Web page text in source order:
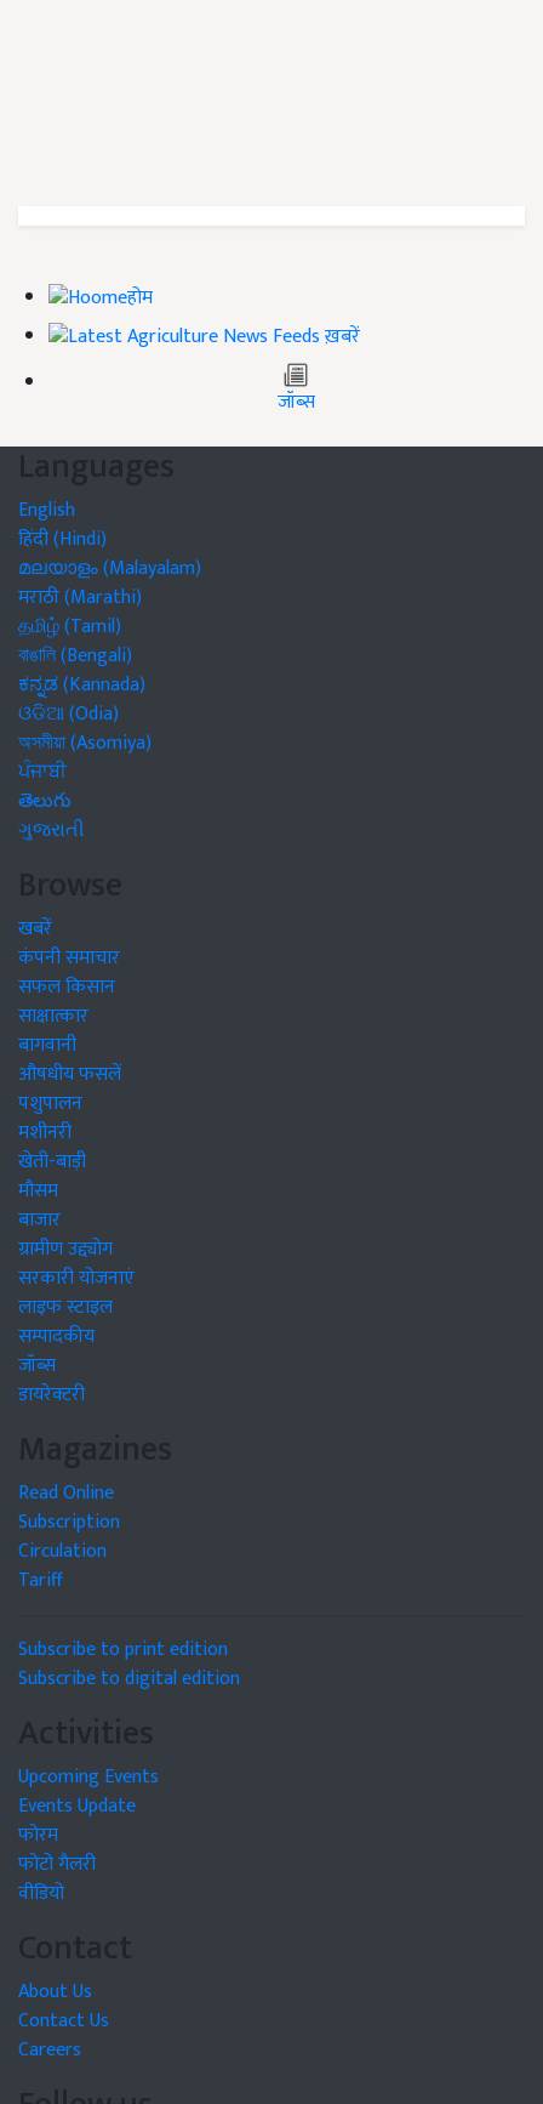
होम
ख़बरें
जॉब्स
Languages
English
हिंदी (Hindi)
മലയാളം (Malayalam)
मराठी (Marathi)
தமிழ் (Tamil)
বাঙালি (Bengali)
ಕನ್ನಡ (Kannada)
ଓଡିଆ (Odia)
অসমীয়া (Asomiya)
ਪੰਜਾਬੀ
తెలుగు
ગુજરાતી
Browse
खबरें
कंपनी समाचार
सफल किसान
साक्षात्कार
बागवानी
औषधीय फसलें
पशुपालन
मशीनरी
खेती-बाड़ी
मौसम
बाजार
ग्रामीण उद्द्योग
सरकारी योजनाएं
लाइफ स्टाइल
सम्पादकीय
जॉब्स
डायरेक्टरी
Magazines
Read Online
Subscription
Circulation
Tariff
Subscribe to print edition
Subscribe to digital edition
Activities
Upcoming Events
Events Update
फोरम
फोटो गैलरी
वीडियो
Contact
About Us
Contact Us
Careers